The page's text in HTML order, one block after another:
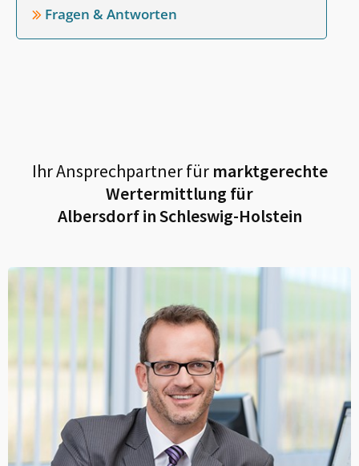
Fragen & Antworten
Ihr Ansprechpartner fürmarktgerechte
Wertermittlung für
Albersdorf in Schleswig-Holstein